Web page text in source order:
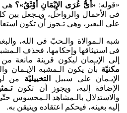
«قوله: «أَیُّ عُرَی الإِیمَانِ أَوثَقُ»؟ هی
علی البعیر، وهی تـجوز أن تکون
شبه الـموالاة والـحبّ فی الله،
فی استیثاقها وإحکامها، فحذف
إلی الإیـمان لیکون قرینة مانعة
مکنیّة بأن یکون الـمشبه الإیـمان
الإیـمان علی سبیل
التخییلیّة من
الإضافة‌ إلیه، ویجوز أن تکون
والاستدلال بالـمشاهد الـمحسوس
إلیه بعینه، فیحکم اعتقاده ویتیقن به.